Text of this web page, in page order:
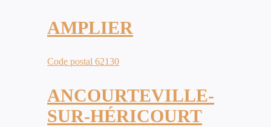
AMPLIER
Code postal 62130
ANCOURTEVILLE-
SUR-HÉRICOURT